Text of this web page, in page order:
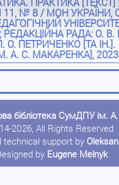
№ 8 / МОН УКРАЇНИ,
РАДА: О. В.
О. ПЕТРИЧЕНКО [ТА
А. С. МАКАРЕНКА],
бібліотека СумДПУ ім.
2026, All Rights Reserved
technical support by
by Eugene Melnyk